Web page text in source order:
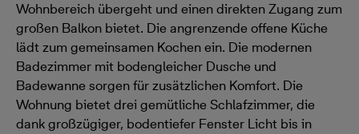
Wohnbereich übergeht und einen direkten Zugang zum
großen Balkon bietet. Die angrenzende offene Küche
lädt zum gemeinsamen Kochen ein. Die modernen
Badezimmer mit bodengleicher Dusche und
Badewanne sorgen für zusätzlichen Komfort. Die
Wohnung bietet drei gemütliche Schlafzimmer, die
dank großzügiger, bodentiefer Fenster Licht bis in